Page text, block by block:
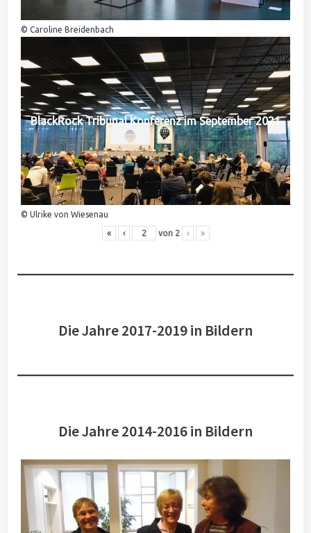
© Caroline Breidenbach
BlackRock Tribunal Konferenz im September 2021
© Ulrike von Wiesenau
« ‹ von 2 › »
Die Jahre 2017-2019 in Bildern
Die Jahre 2014-2016 in Bildern